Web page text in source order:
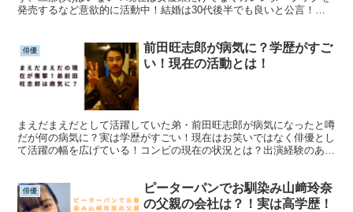
発売するなど意欲的に活動中！結婚は30代後半でも良いと公言！最
俳優
前田旺志郎が病気に？学歴がすご
い！現在の活動とは！
まえだまえだとして活躍していた弟・前田旺志郎が病気になったと噂
だが何の病気に？実は学歴がすごい！現在はお笑いではなく俳優とし
て活躍の幅を広げている！コンビの現在の状況とは？出演経験のある
俳優
ピーターパンでお馴染み山﨑玲奈
の父親の会社は？！実は高学歴！